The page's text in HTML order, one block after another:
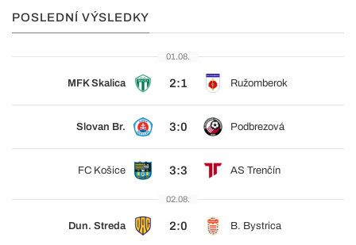
POSLEDNÍ VÝSLEDKY
01.08.
MFK Skalica 2:1 Ružomberok
Slovan Br. 3:0 Podbrezová
FC Košice 3:3 AS Trenčín
02.08.
Dun. Streda 2:0 B. Bystrica